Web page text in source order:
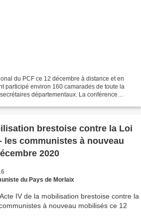
du PCF ce 12 décembre à distance et en
participé environ 160 camarades de toute la
départementaux. La conférence
brestoise contre la Loi
les communistes à nouveau
2020
du Pays de Morlaix